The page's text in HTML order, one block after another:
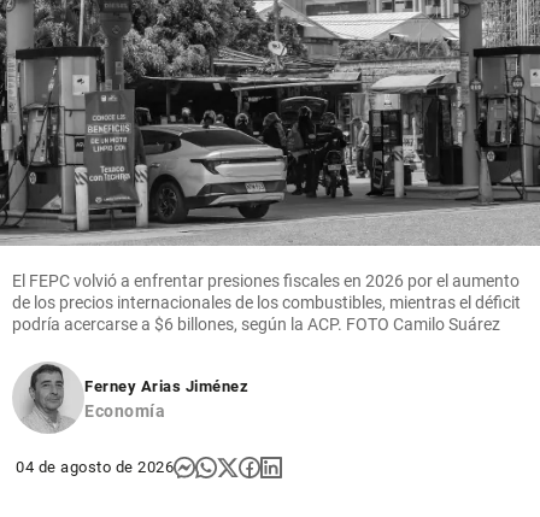
El FEPC volvió a enfrentar presiones fiscales en 2026 por el aumento
de los precios internacionales de los combustibles, mientras el déficit
podría acercarse a $6 billones, según la ACP. FOTO Camilo Suárez
Ferney Arias Jiménez
Economía
04 de agosto de 2026